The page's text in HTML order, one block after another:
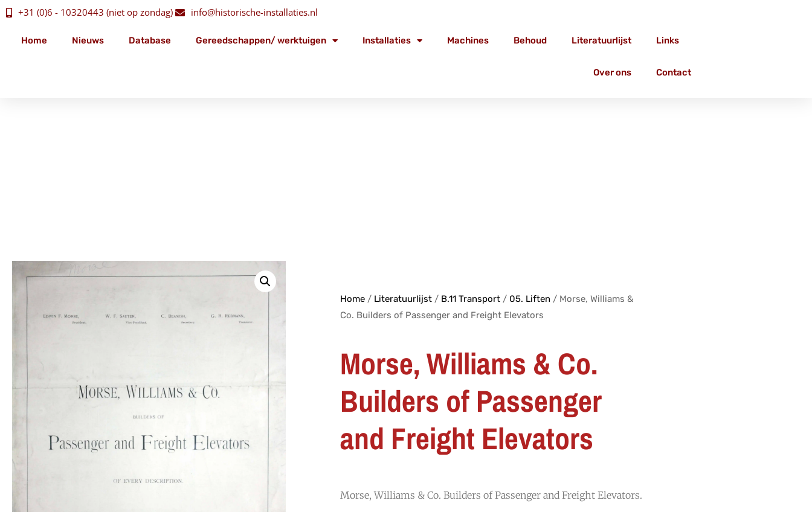
+31 (0)6 - 10320443 (niet op zondag) info@historische-installaties.nl
Home Nieuws Database Gereedschappen/ werktuigen Installaties Machines Behoud Literatuurlijst Links
Over ons Contact
Home/ Literatuurlijst/ B.11 Transport/ 05. Liften / Morse, Williams &
Co. Builders of Passenger and Freight Elevators
Morse, Williams & Co.
Builders of Passenger
and Freight Elevators
Morse, Williams & Co. Builders of Passenger and Freight Elevators.